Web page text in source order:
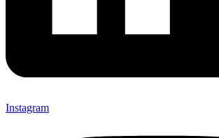
Instagram